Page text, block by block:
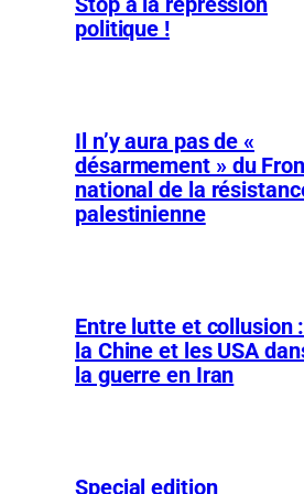
politique !
Il n’y aura pas de «
désarmement » du
national de la
palestinienne
Entre lutte et collusion :
la Chine et les USA
la guerre en Iran
Special edition